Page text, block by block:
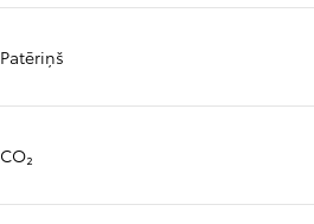
Patēriņš
CO₂